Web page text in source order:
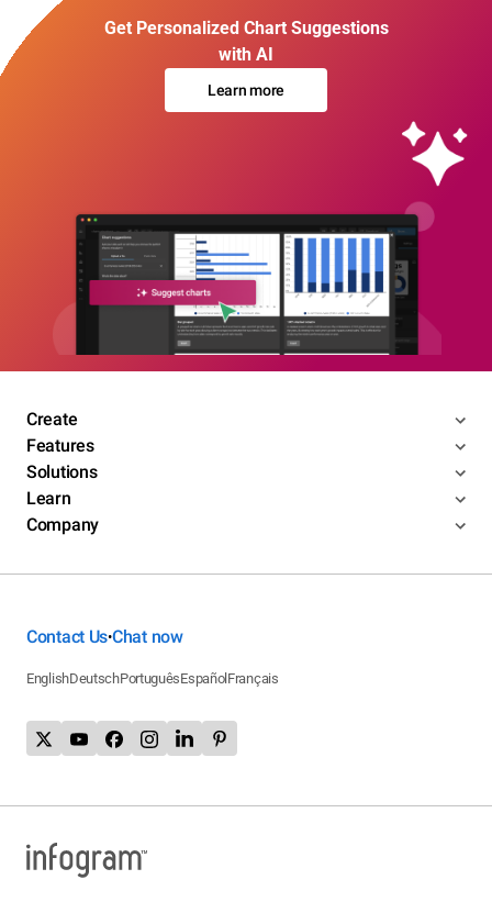
Get Personalized Chart Suggestions
with AI
Learn more
Create
Features
Solutions
Learn
Company
Contact Us•Chat now
EnglishDeutschPortuguêsEspañol Français